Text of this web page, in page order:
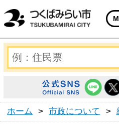
ホーム > 市政について >